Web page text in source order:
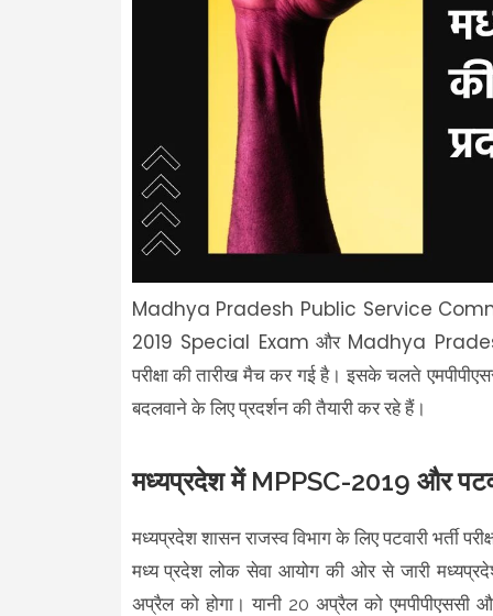
Madhya Pradesh Public Service
2019 Special Exam और Madhya
परीक्षा की तारीख मैच कर गई है। इसके चलते
बदलवाने के लिए प्रदर्शन की तैयारी कर रहे हैं।
मध्यप्रदेश में MPPSC-2019 और
मध्यप्रदेश शासन राजस्व विभाग के लिए पटवारी भर्ती
मध्य प्रदेश लोक सेवा आयोग की ओर से जारी
अप्रैल को होगा। यानी 20 अप्रैल को एमपीपीएससी